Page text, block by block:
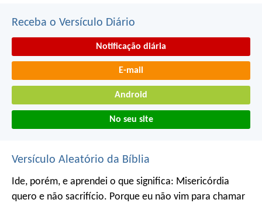
Receba o Versículo Diário
Notificação diária
E-mail
Android
No seu site
Versículo Aleatório da Bíblia
Ide, porém, e aprendei o que significa: Misericórdia
quero e não sacrifício. Porque eu não vim para chamar